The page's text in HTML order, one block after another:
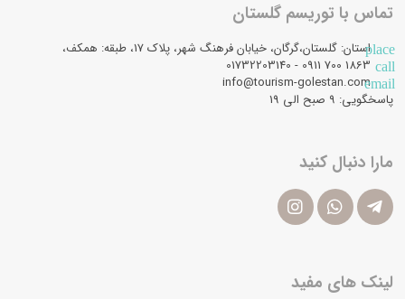
تماس با توریسم گلستان
placeاستان: گلستان،گرگان، خیابان فرهنگ شهر، پلاک 17، طبقه: همکف،
call
email
info@tourism-golestan.com
پاسخگویی: ۹ صبح الی 19
مارا دنبال کنید
لینک های مفید